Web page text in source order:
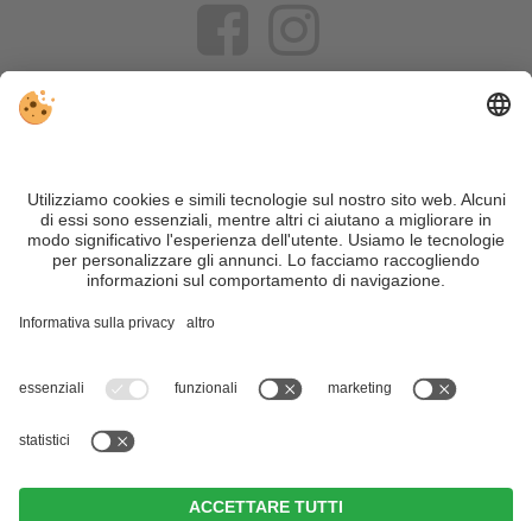
VIVOSüdtirol è il portale di viaggio per chi desidera vivere il
Trentino Alto Adige davvero – con consigli autentici, alloggi e
offerte su misura.
Nonostante il lavoro accurato e il costante aggiornamento dei
motivi di sicurezza, si prega di verificare chiedendo
| Part. IVA IT02365710215